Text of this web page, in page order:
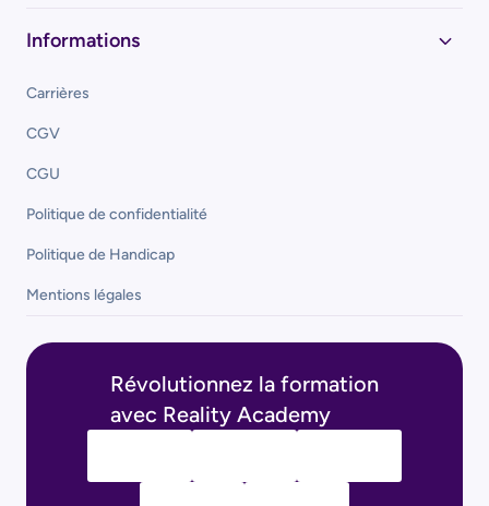
Informations
Carrières
CGV
CGU
Politique de confidentialité
Politique de Handicap
Mentions légales
Révolutionnez la formation
avec Reality Academy